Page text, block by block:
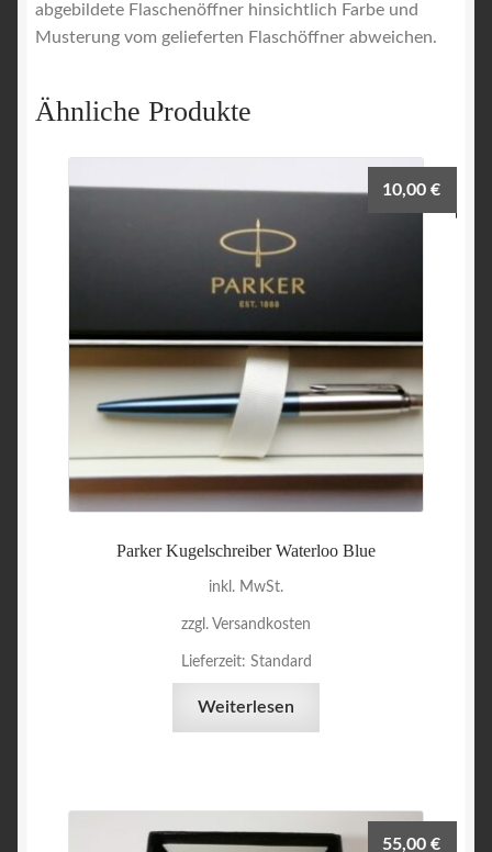
abgebildete Flaschenöffner hinsichtlich Farbe und
Musterung vom gelieferten Flaschöffner abweichen.
Ähnliche Produkte
Parker Kugelschreiber Waterloo Blue
10,00€
inkl. MwSt.
zzgl. Versandkosten
Lieferzeit: Standard
Weiterlesen
55,00€